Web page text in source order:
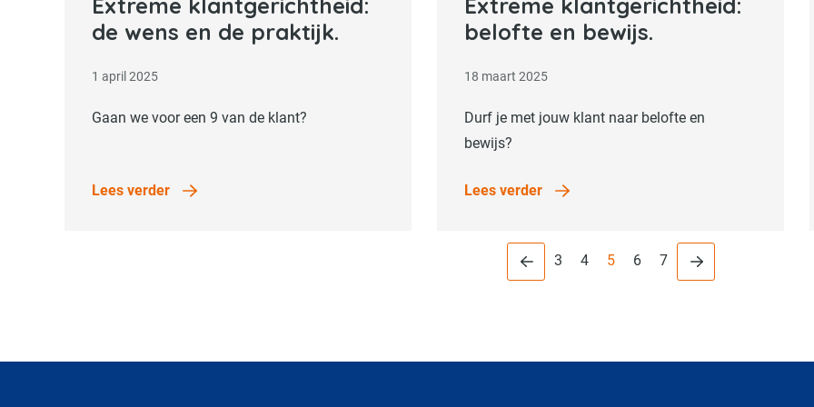
de wens en de praktijk.
1 april 2025
Gaan we voor een 9 van de klant?
Lees verder
belofte en bewijs.
18 maart 2025
Durf je met jouw klant naar belofte en
bewijs?
Lees verder
Vorige Pagina
Pagina
3 Pagina
4 Pagina
5 Pagina
6 Pagina
7 Volgende Pagina